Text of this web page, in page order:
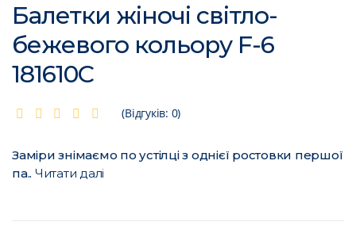
Балетки жіночі світло-
бежевого кольору F-6
181610C
(Відгуків: 0)
Заміри знімаємо по устілці з однієї ростовки першої
па.. Читати далі